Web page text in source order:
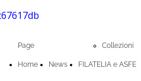
Page Collezioni
Home News FILATELIA e ASFE